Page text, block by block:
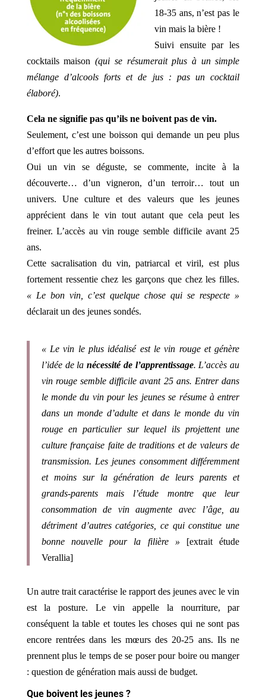
18-35 ans, n’est pas le
vin mais la bière !
Suivi ensuite par les
cocktails maison(qui se résumerait plus à un simple
mélange d’alcools forts et de jus : pas un cocktail
élaboré).
Cela ne signifie pas qu’ils ne boivent pas de vin.
Seulement, c’est une boisson qui demande un peu plus
d’effort que les autres boissons.
Oui un vin se déguste, se commente, incite à la
découverte… d’un vigneron, d’un terroir… tout un
univers. Une culture et des valeurs que les jeunes
apprécient dans le vin tout autant que cela peut les
freiner. L’accès au vin rouge semble difficile avant 25
ans.
Cette sacralisation du vin, patriarcal et viril, est plus
fortement ressentie chez les garçons que chez les filles.
« Le bon vin, c’est quelque chose qui se respecte »
déclarait un des jeunes sondés.
« Le vin le plus idéalisé est le vin rouge et génère
l’idée de lanécessité de l’apprentissage. L’accès au
vin rouge semble difficile avant 25 ans. Entrer dans
le monde du vin pour les jeunes se résume à entrer
dans un monde d’adulte et dans le monde du vin
rouge en particulier sur lequel ils projettent une
culture française faite de traditions et de valeurs de
transmission. Les jeunes consomment différemment
et moins sur la génération de leurs parents et
grands-parents mais l’étude montre que leur
consommation de vin augmente avec l’âge, au
détriment d’autres catégories, ce qui constitue une
bonne nouvelle pour la filière » [extrait étude
Verallia]
Un autre trait caractérise le rapport des jeunes avec le vin
est la posture. Le vin appelle la nourriture, par
conséquent la table et toutes les choses qui ne sont pas
encore rentrées dans les mœurs des 20-25 ans. Ils ne
prennent plus le temps de se poser pour boire ou manger
: question de génération mais aussi de budget.
Que boivent les jeunes ?